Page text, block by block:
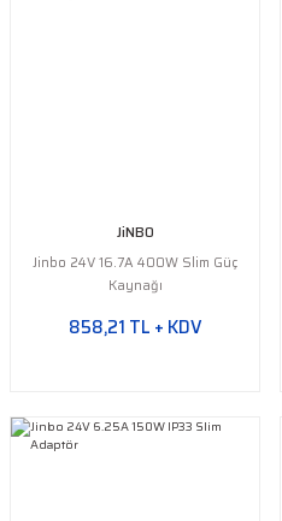
JiNBO
Jinbo 24V 16.7A 400W Slim Güç
Kaynağı
858,21 TL + KDV